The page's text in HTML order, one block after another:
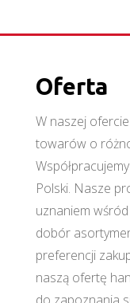
Oferta
W naszej
towarów o
Polski. Nasze
uznaniem
dobór
preferencji
naszą ofertę